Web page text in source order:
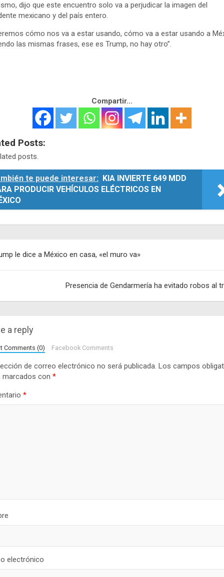
dijo que este encuentro solo va a perjudicar la imagen del
mexicano y del país entero.
cómo nos va a estar usando, cómo va a estar usando a
las mismas frases, ese es Trump, no hay otro”.
Compartir...
Posts:
posts.
te puede interesar: KIA INVIERTE 649 MDD
PRODUCIR VEHÍCULOS ELÉCTRICOS EN
le dice a México en casa, «el muro va»
Presencia de Gendarmería ha evitado robos al
a reply
Comments (0) Facebook Comments
de correo electrónico no será publicada. Los campos
marcados con *
*
electrónico